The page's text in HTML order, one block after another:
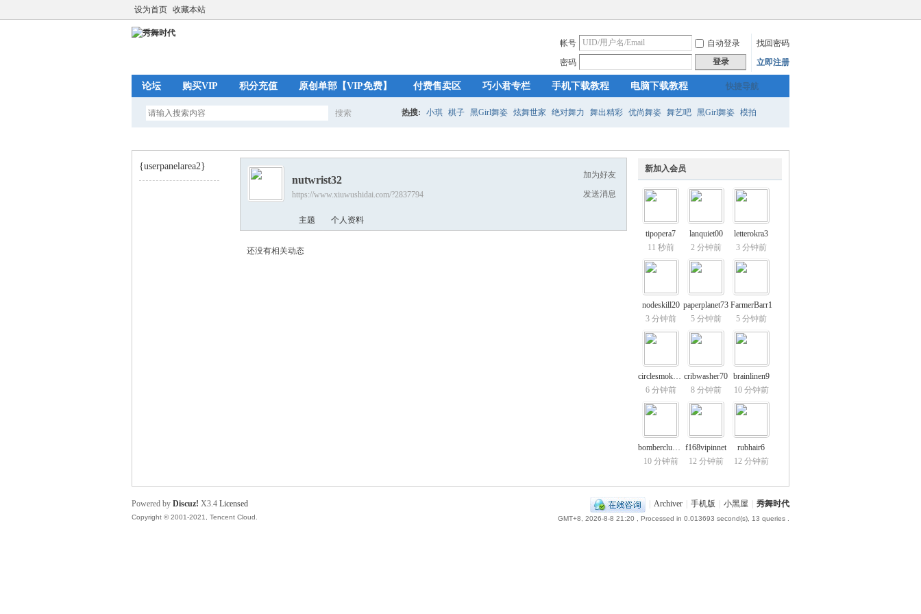
设为首页 收藏本站
帐号 自动登录
找回密码
密码
登录 立即注册
快捷导航
论坛 购买VIP 积分充值 原创单部【VIP免费】 付费售卖区 巧小君专栏 手机下载教程 电脑下载教程
搜索
索
热搜: 小琪 棋子 黑Girl舞姿 炫舞世家 绝对舞力 舞出精彩 优尚舞姿 舞艺吧 黑Girl舞姿 模拍
{userpanelarea2} 新加入会员
tipopera7
11 秒前
lanquiet00
2 分钟前
letterokra3
3 分钟前
nodeskill20
3 分钟前
paperplanet73
5 分钟前
FarmerBarr1
5 分钟前
circlesmoke94
6 分钟前
cribwasher70
8 分钟前
brainlinen9
10 分钟前
bomberclub88
10 分钟前
f168vipinnet
12 分钟前
rubhair6
12 分钟前
加为好友
发送消息
nutwrist32
https://www.xiuwushidai.com/?2837794
主题 个人资料
还没有相关动态
Archiver 手机版 小黑屋 秀舞时代
GMT+8, 2026-8-8 21:20 , Processed in 0.013693 second(s), 13 queries .
Powered by Discuz! X3.4 Licensed
Copyright © 2001-2021, Tencent Cloud.